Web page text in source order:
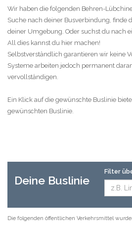
Wir haben die folgenden Behren-
Suche nach deiner Busverbindung, finde
deiner Umgebung. Oder suchst du nach
All dies kannst du hier machen!
Selbstverständlich garantieren wir keine
Systeme arbeiten jedoch permanent
vervollständigen.
Ein Klick auf die gewünschte Buslinie
gewünschten Buslinie.
Deine Buslinie
Filter
Die folgenden öffentlichen Verkehrsmittel